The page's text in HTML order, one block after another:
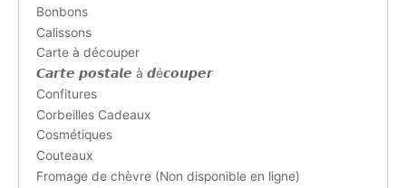
Bonbons
Calissons
Carte à découper
𝘾𝙖𝙧𝙩𝙚 𝙥𝙤𝙨𝙩𝙖𝙡𝙚 à 𝙙é𝙘𝙤𝙪𝙥𝙚𝙧
Confitures
Corbeilles Cadeaux
Cosmétiques
Couteaux
Fromage de chèvre (Non disponible en ligne)